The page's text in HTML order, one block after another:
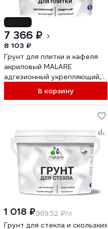
7 366 ₽
8 103 ₽
Грунт для плитки и кафеля
акриловый MALARE
адгезионный укрепляющий,
для плитки, без запаха
быстросохнущий, белый, 10
В корзину
1 018 ₽969.52 ₽/л
Грунт для стекла и скользких